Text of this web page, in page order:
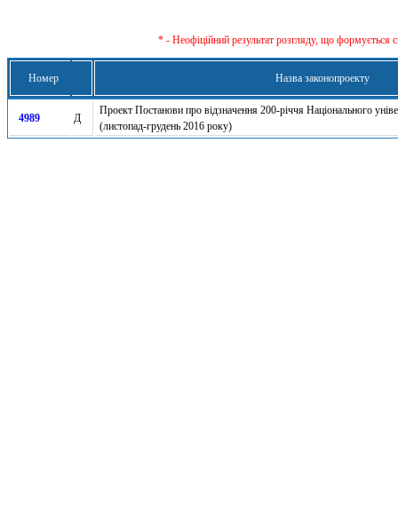
* - Неофіційний результат розгляду, що формується
Номер Назва законопроекту
4989 Д
Проект Постанови про відзначення 200-річчя Національного
(листопад-грудень 2016 року)